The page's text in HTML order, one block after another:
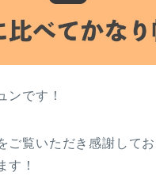
ンです！
ご覧いただき感謝して
す！